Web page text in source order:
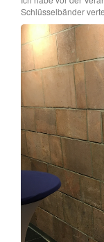
Schlüsselbänder